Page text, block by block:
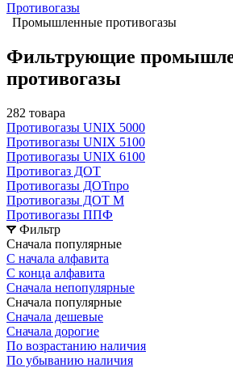
Противогазы
Промышленные противогазы
Фильтрующие
противогазы
282 товара
Противогазы UNIX 5000
Противогазы UNIX 5100
Противогазы UNIX 6100
Противогаз ДОТ
Противогазы ДОТпро
Противогазы ДОТ М
Противогазы ППФ
Фильтр
Сначала популярные
С начала алфавита
С конца алфавита
Сначала непопулярные
Сначала популярные
Сначала дешевые
Сначала дорогие
По возрастанию наличия
По убыванию наличия